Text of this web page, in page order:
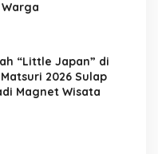
“Little Japan” di
2026 Sulap
Magnet Wisata